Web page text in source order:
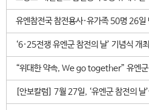
유엔참전국 참전용사·유가족 50명 26일
‘6·25전쟁 유엔군 참전의 날’ 기념식 개최
“위대한 약속, We go together” 유엔군
[안보칼럼] 7월 27일, ‘유엔군 참전의 날